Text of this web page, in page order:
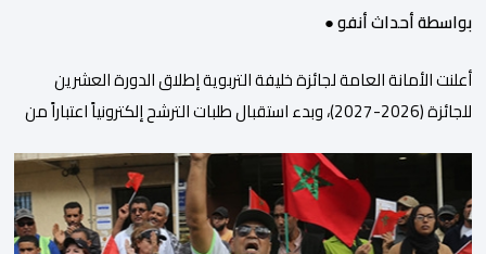
بواسطة أحداث أنفو ●
أعلنت الأمانة العامة لجائزة خليفة التربوية إطلاق الدورة العشرين
للجائزة (2026-2027)، وبدء استقبال طلبات الترشح إلكترونياً اعتباراً من
أهمية خاصة لتزامنها مع مرور عشرين عاماً على انطلاق الجائزة،
وتشهد للمرة الأولى استحداث فئة “الابتكار والذكاء الاصطناعي في
التعليم”، إلى جانب طرح 10 مجالات […]